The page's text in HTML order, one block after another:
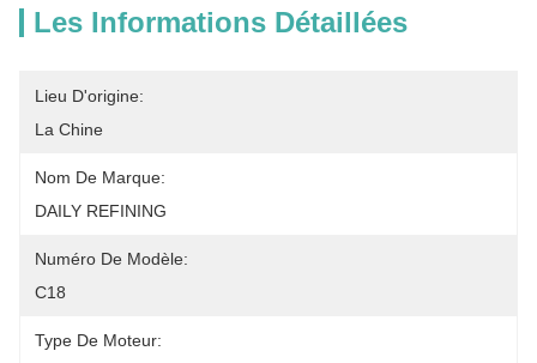
Les Informations Détaillées
Lieu D'origine:
La Chine
Nom De Marque:
DAILY REFINING
Numéro De Modèle:
C18
Type De Moteur: